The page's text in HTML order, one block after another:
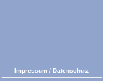
Impressum / Datenschutz